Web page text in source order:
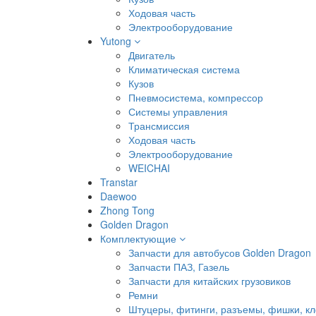
Ходовая часть
Электрооборудование
Yutong
Двигатель
Климатическая система
Кузов
Пневмосистема, компрессор
Системы управления
Трансмиссия
Ходовая часть
Электрооборудование
WEICHAI
Transtar
Daewoo
Zhong Tong
Golden Dragon
Комплектующие
Запчасти для автобусов Golden Dragon
Запчасти ПАЗ, Газель
Запчасти для китайских грузовиков
Ремни
Штуцеры, фитинги, разъемы, фишки,